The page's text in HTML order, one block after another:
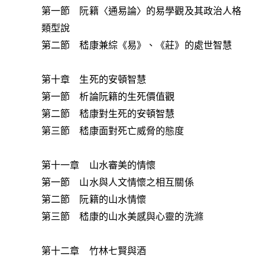
第一節 阮籍〈通易論〉的易學觀及其政治人格
類型說
第二節 嵇康兼綜《易》、《莊》的處世智慧
第十章 生死的安頓智慧
第一節 析論阮籍的生死價值觀
第二節 嵇康對生死的安頓智慧
第三節 嵇康面對死亡威脅的態度
第十一章 山水審美的情懷
第一節 山水與人文情懷之相互關係
第二節 阮籍的山水情懷
第三節 嵇康的山水美感與心靈的洗滌
第十二章 竹林七賢與酒